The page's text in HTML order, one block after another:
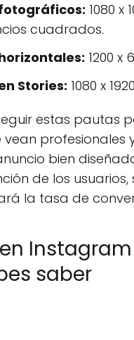
1080 x
cuadrados.
1200 x
Stories: 1080 x
estas pautas
vean profesionales
bien
de los usuarios,
la tasa de
Instagram
saber